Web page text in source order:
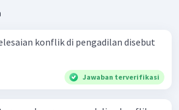
konflik di pengadilan disebut
Jawaban terverifikasi